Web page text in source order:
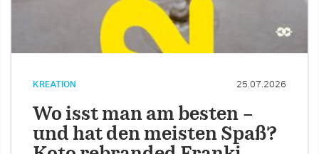
KREATION 25.07.2026
Wo isst man am besten –
und hat den meisten Spaß?